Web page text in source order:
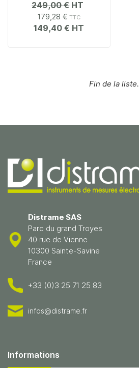
179,28 €
149,40 €
249,00 €
Fin de la liste.
Distrame SAS
Parc du grand Troyes
40 rue de Vienne
10300 Sainte-Savine
France
+33 (0)3 25 71 25 83
infos@distrame.fr
Informations